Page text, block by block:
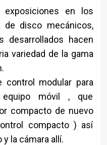
en los
de disco mecánicos,
desarrollados hacen
variedad de la gama
control modular para
equipo móvil , que
compacto de nuevo
compacto ) así
la cámara allí.